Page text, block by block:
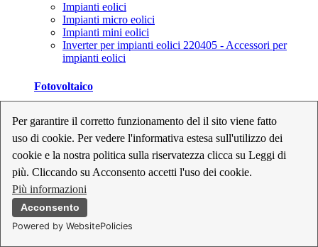
Per garantire il corretto funzionamento del il sito viene fatto
uso di cookie. Per vedere l'informativa estesa sull'utilizzo dei
cookie e la nostra politica sulla riservatezza clicca su Leggi di
più. Cliccando su Acconsento accetti l'uso dei cookie.
Più informazioni
Acconsento
Powered by WebsitePolicies
Impianti eolici
Impianti micro eolici
Impianti mini eolici
Inverter per impianti eolici 220405 - Accessori per
impianti eolici
Fotovoltaico
Inverter per impianti fotovoltaici
Kit per impianti fotovoltaici
Moduli fotovoltaici
Sistemi di monitoraggio per impianti fotovoltaici
Strumenti di collaudo e configurazione per impianti
fotovoltaici
Supporti per impianti fotovoltaici
Geotermia